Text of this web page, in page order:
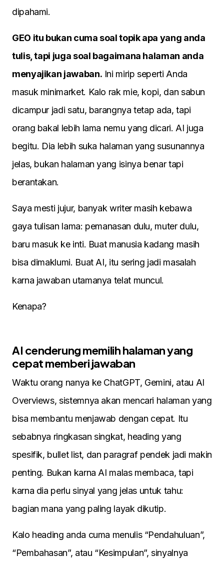
dipahami.
GEO itu bukan cuma soal topik apa yang anda
tulis, tapi juga soal bagaimana halaman anda
menyajikan jawaban. Ini mirip seperti Anda
masuk minimarket. Kalo rak mie, kopi, dan sabun
dicampur jadi satu, barangnya tetap ada, tapi
orang bakal lebih lama nemu yang dicari. AI juga
begitu. Dia lebih suka halaman yang susunannya
jelas, bukan halaman yang isinya benar tapi
berantakan.
Saya mesti jujur, banyak writer masih kebawa
gaya tulisan lama: pemanasan dulu, muter dulu,
baru masuk ke inti. Buat manusia kadang masih
bisa dimaklumi. Buat AI, itu sering jadi masalah
karna jawaban utamanya telat muncul.
Kenapa?
AI cenderung memilih halaman yang
cepat memberi jawaban
Waktu orang nanya ke ChatGPT, Gemini, atau AI
Overviews, sistemnya akan mencari halaman yang
bisa membantu menjawab dengan cepat. Itu
sebabnya ringkasan singkat, heading yang
spesifik, bullet list, dan paragraf pendek jadi makin
penting. Bukan karna AI malas membaca, tapi
karna dia perlu sinyal yang jelas untuk tahu:
bagian mana yang paling layak dikutip.
Kalo heading anda cuma menulis “Pendahuluan”,
“Pembahasan”, atau “Kesimpulan”, sinyalnya